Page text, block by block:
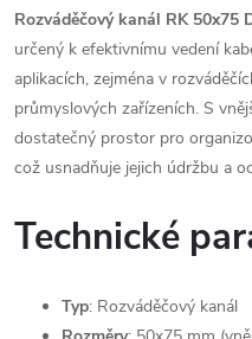
Rozváděčový kanál RK 50x75
určený k efektivnímu vedení
aplikacích, zejména v
průmyslových zařízeních. S
dostatečný prostor pro
což usnadňuje jejich údržbu a
Technické
Typ: Rozváděčový kanál